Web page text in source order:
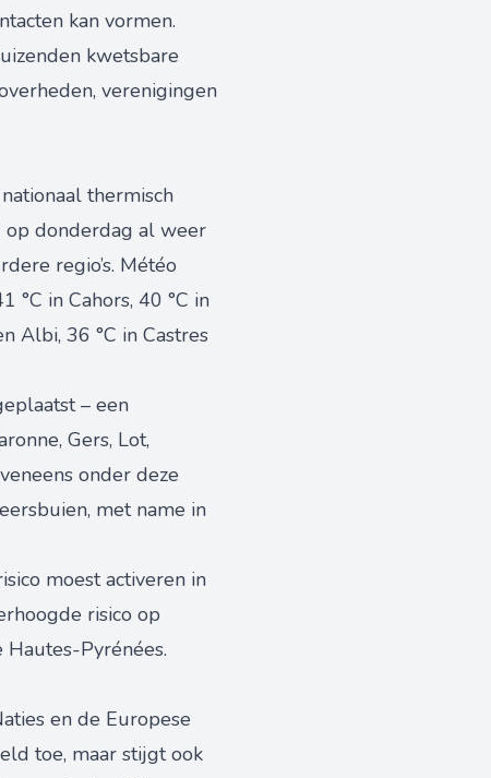
kan vormen.
kwetsbare
verenigingen
thermisch
op donderdag al weer
regio’s. Météo
in Cahors, 40 °C in
Albi, 36 °C in Castres
– een
Gers, Lot,
onder deze
met name in
moest activeren in
risico op
Hautes-Pyrénées.
en de Europese
toe, maar stijgt ook